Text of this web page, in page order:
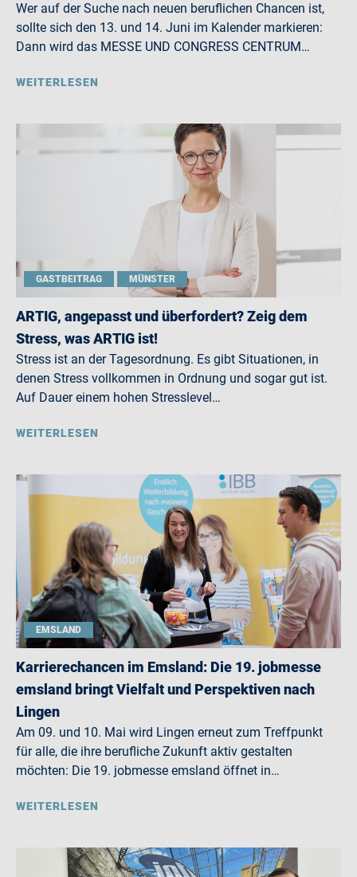
Wer auf der Suche nach neuen beruflichen Chancen ist,
sollte sich den 13. und 14. Juni im Kalender markieren:
Dann wird das MESSE UND CONGRESS CENTRUM…
WEITERLESEN
GASTBEITRAG MÜNSTER
ARTIG, angepasst und überfordert? Zeig dem
Stress, was ARTIG ist!
Stress ist an der Tagesordnung. Es gibt Situationen, in
denen Stress vollkommen in Ordnung und sogar gut ist.
Auf Dauer einem hohen Stresslevel…
WEITERLESEN
EMSLAND
Karrierechancen im Emsland: Die 19. jobmesse
emsland bringt Vielfalt und Perspektiven nach
Lingen
Am 09. und 10. Mai wird Lingen erneut zum Treffpunkt
für alle, die ihre berufliche Zukunft aktiv gestalten
möchten: Die 19. jobmesse emsland öffnet in…
WEITERLESEN